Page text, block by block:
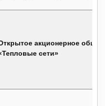
акционерное
сети»